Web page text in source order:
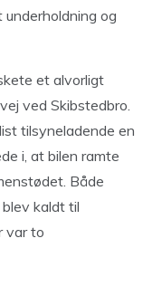
og
et alvorligt
ved Skibstedbro.
tilsyneladende en
i, at bilen ramte
Både
kaldt til
var to